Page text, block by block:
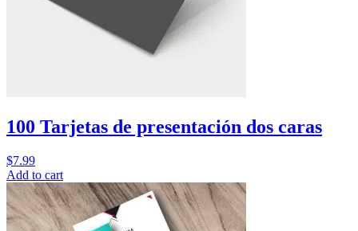
100 Tarjetas de presentación dos caras
$7.99
Add to cart